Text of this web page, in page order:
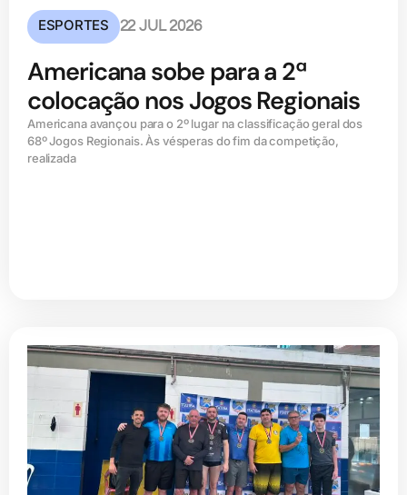
ESPORTES 22 JUL 2026
Americana sobe para a 2ª
colocação nos Jogos Regionais
Americana avançou para o 2º lugar na classificação geral dos
68º Jogos Regionais. Às vésperas do fim da competição,
realizada